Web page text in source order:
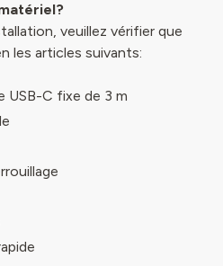
veuillez vérifier que
les articles suivants:
USB-C fixe de 3 m